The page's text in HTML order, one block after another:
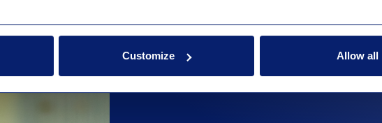
Customize Allow all